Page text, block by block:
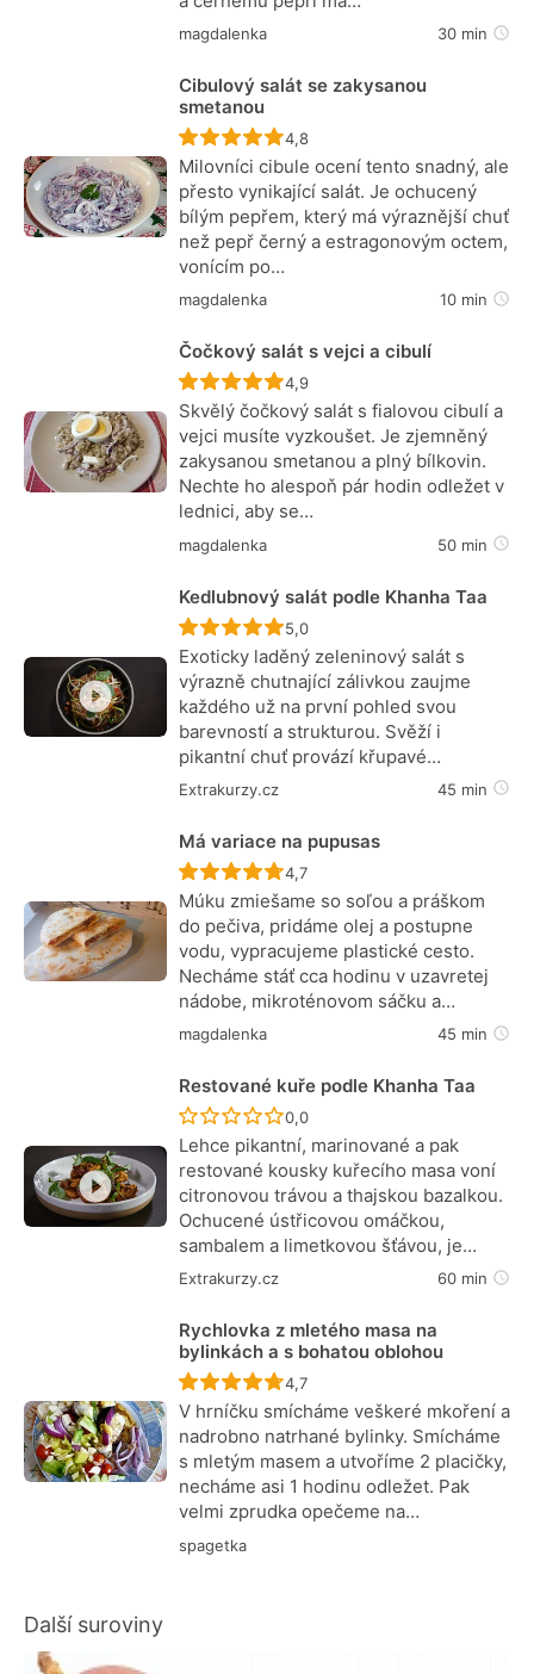
magdalenka 30 min
Cibulový salát se zakysanou
smetanou
Recept ještě nebyl hodnocen
4,8
Milovníci cibule ocení tento snadný, ale
přesto vynikající salát. Je ochucený
bílým pepřem, který má výraznější chuť
než pepř černý a estragonovým octem,
vonícím po…
magdalenka 10 min
Čočkový salát s vejci a cibulí
Recept ještě nebyl hodnocen
4,9
Skvělý čočkový salát s fialovou cibulí a
vejci musíte vyzkoušet. Je zjemněný
zakysanou smetanou a plný bílkovin.
Nechte ho alespoň pár hodin odležet v
lednici, aby se…
magdalenka 50 min
Kedlubnový salát podle Khanha Taa
Recept ještě nebyl hodnocen
5,0
Exoticky laděný zeleninový salát s
výrazně chutnající zálivkou zaujme
každého už na první pohled svou
barevností a strukturou. Svěží i
pikantní chuť provází křupavé…
Extrakurzy.cz 45 min
Má variace na pupusas
Recept ještě nebyl hodnocen
4,7
Múku zmiešame so soľou a práškom
do pečiva, pridáme olej a postupne
vodu, vypracujeme plastické cesto.
Necháme stáť cca hodinu v uzavretej
nádobe, mikroténovom sáčku a…
magdalenka 45 min
Restované kuře podle Khanha Taa
Recept ještě nebyl hodnocen
0,0
Lehce pikantní, marinované a pak
restované kousky kuřecího masa voní
citronovou trávou a thajskou bazalkou.
Ochucené ústřicovou omáčkou,
sambalem a limetkovou šťávou, je…
Extrakurzy.cz 60 min
Rychlovka z mletého masa na
bylinkách a s bohatou oblohou
Recept ještě nebyl hodnocen
4,7
V hrníčku smícháme veškeré mkoření a
nadrobno natrhané bylinky. Smícháme
s mletým masem a utvoříme 2 placičky,
necháme asi 1 hodinu odležet. Pak
velmi zprudka opečeme na…
spagetka
Další suroviny